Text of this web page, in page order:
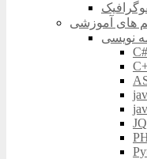
های آموزشی
نویسی
C#